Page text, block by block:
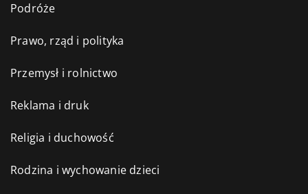
Podróże
Prawo, rząd i polityka
Przemysł i rolnictwo
Reklama i druk
Religia i duchowość
Rodzina i wychowanie dzieci